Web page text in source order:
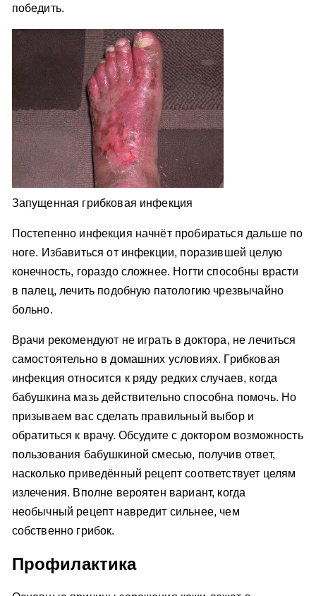
победить.
Запущенная грибковая инфекция
Постепенно инфекция начнёт пробираться дальше по
ноге. Избавиться от инфекции, поразившей целую
конечность, гораздо сложнее. Ногти способны врасти
в палец, лечить подобную патологию чрезвычайно
больно.
Врачи рекомендуют не играть в доктора, не лечиться
самостоятельно в домашних условиях. Грибковая
инфекция относится к ряду редких случаев, когда
бабушкина мазь действительно способна помочь. Но
призываем вас сделать правильный выбор и
обратиться к врачу. Обсудите с доктором возможность
пользования бабушкиной смесью, получив ответ,
насколько приведённый рецепт соответствует целям
излечения. Вполне вероятен вариант, когда
необычный рецепт навредит сильнее, чем
собственно грибок.
Профилактика